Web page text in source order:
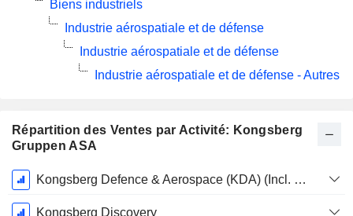
Répartition des Ventes par Activité: Kongsberg
Gruppen ASA
Période
Fiscale:
Décembre
Kongsberg Defence & Aerospace (KDA) (Incl. KPS)
Kongsberg Discovery
Biens industriels
Industrie aérospatiale et de défense
Industrie aérospatiale et de défense
Industrie aérospatiale et de défense - Autres